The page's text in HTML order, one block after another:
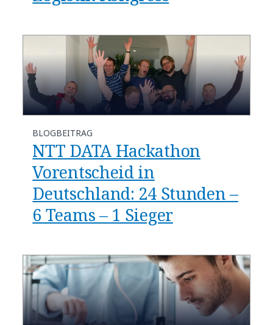
BLOGBEITRAG
NTT DATA Hackathon
Vorentscheid in
Deutschland: 24 Stunden –
6 Teams – 1 Sieger